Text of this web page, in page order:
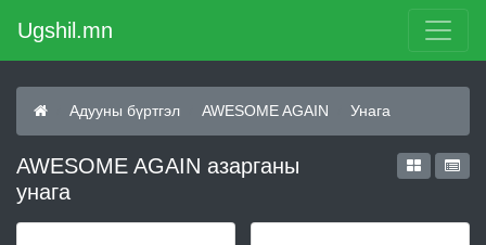
Ugshil.mn
Адууны бүртгэл AWESOME AGAIN Унага
AWESOME AGAIN азарганы
унага